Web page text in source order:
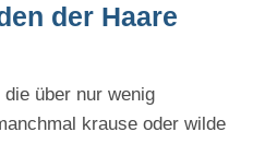
der Haare
über nur wenig
krause oder wilde